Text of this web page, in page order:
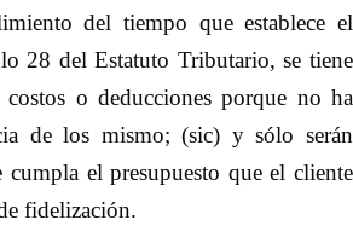
del tiempo que establece el
28 del Estatuto Tributario, se tiene
costos o deducciones porque no ha
de los mismo; (sic) y sólo serán
cumpla el presupuesto que el cliente
fidelización.